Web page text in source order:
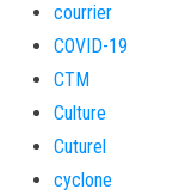
courrier
COVID-19
CTM
Culture
Cuturel
cyclone